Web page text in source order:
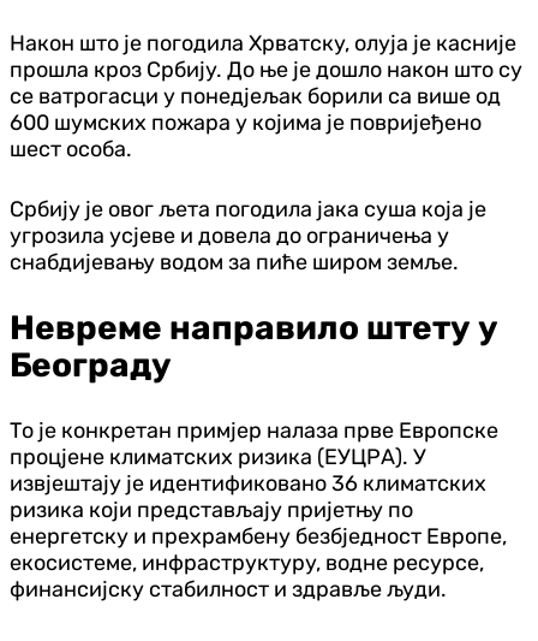
Након што је погодила Хрватску, олуја је касније
прошла кроз Србију. До ње је дошло након што су
се ватрогасци у понедјељак борили са више од
600 шумских пожара у којима је повријеђено
шест особа.
Србију је овог љета погодила јака суша која је
угрозила усјеве и довела до ограничења у
снабдијевању водом за пиће широм земље.
Невреме направило штету у
Београду
То је конкретан примјер налаза прве Европске
процјене климатских ризика (ЕУЦРА). У
извјештају је идентификовано 36 климатских
ризика који представљају пријетњу по
енергетску и прехрамбену безбједност Европе,
екосистеме, инфраструктуру, водне ресурсе,
финансијску стабилност и здравље људи.